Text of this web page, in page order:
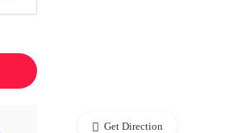
Get Direction